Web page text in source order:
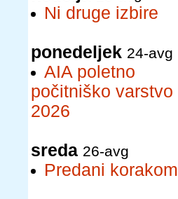
Ni druge izbire
ponedeljek 24-avg
AIA poletno
počitniško varstvo
2026
sreda 26-avg
Predani korakom